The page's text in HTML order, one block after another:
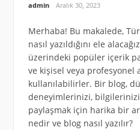
admin Aralık 30, 2023
Merhaba! Bu makalede,
nasıl yazıldığını ele
üzerindeki popüler içerik
ve kişisel veya profesyonel
kullanılabilirler. Bir blog,
deneyimlerinizi, bilgilerinizi
paylaşmak için harika bir
nedir ve blog nasıl yazılır?